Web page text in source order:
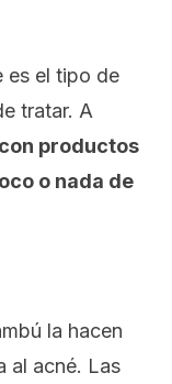
es el tipo de
tratar. A
productos
o nada de
la hacen
al acné. Las